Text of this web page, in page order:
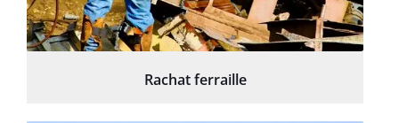
Rachat ferraille